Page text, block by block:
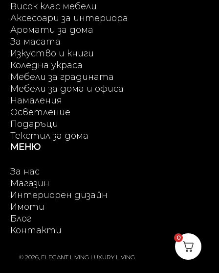
Висок клас мебели
Аксесоари за интериора
Аромати за дома
За масата
Изкуство и книги
Коледна украса
Мебели за градината
Мебели за дома и офиса
Намаления
Осветление
Подаръци
Текстил за дома
МЕНЮ
За нас
Магазин
Интериорен дизайн
Имоти
Блог
Контакти
© 2026, ELEGANT LIVING LUXURY LIVING.
0